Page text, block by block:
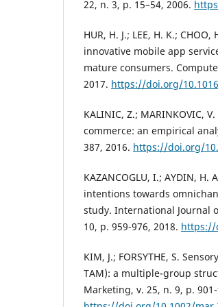
22, n. 3, p. 15–54, 2006.
HUR, H. J.; LEE, H. K.;
innovative mobile app
mature consumers.
2017. https://doi.org/
KALINIC, Z.; MARINKOVIC,
commerce: an empirical
387, 2016. https://doi.org/
KAZANCOGLU, I.; AYDIN,
intentions towards
study. International Journal
10, p. 959-976, 2018. https://
KIM, J.; FORSYTHE, S.
TAM): a multiple-group
Marketing, v. 25, n. 9, p.